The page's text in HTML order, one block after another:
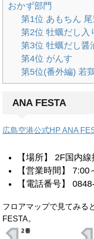
おかず部門
第1位 あもちん
第2位 牡蠣だし入
第3位 牡蠣だし醤
第4位 がんす
第5位(番外編) 若
ANA FESTA
広島空港公式HP ANA
【場所】 2F国内
【営業時間】 7:00
【電話番号】
フロアマップで見てみる
FESTA。